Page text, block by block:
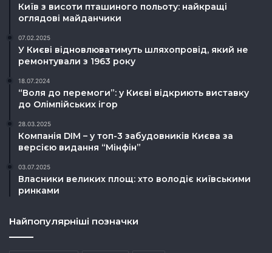
Київ з висоти пташиного польоту: найкращі
оглядові майданчики
07.02.2025
У Києві відновлюватимуть шляхопровід, який не
ремонтували з 1963 року
18.07.2024
“Воля до перемоги”: у Києві відкриють виставку
до Олімпійських ігор
28.03.2025
Компанія DIM – у топ-3 забудовників Києва за
версією видання “Мінфін”
03.07.2025
Власники великих площ: хто володіє київськими
ринками
Найпопулярніші позначки